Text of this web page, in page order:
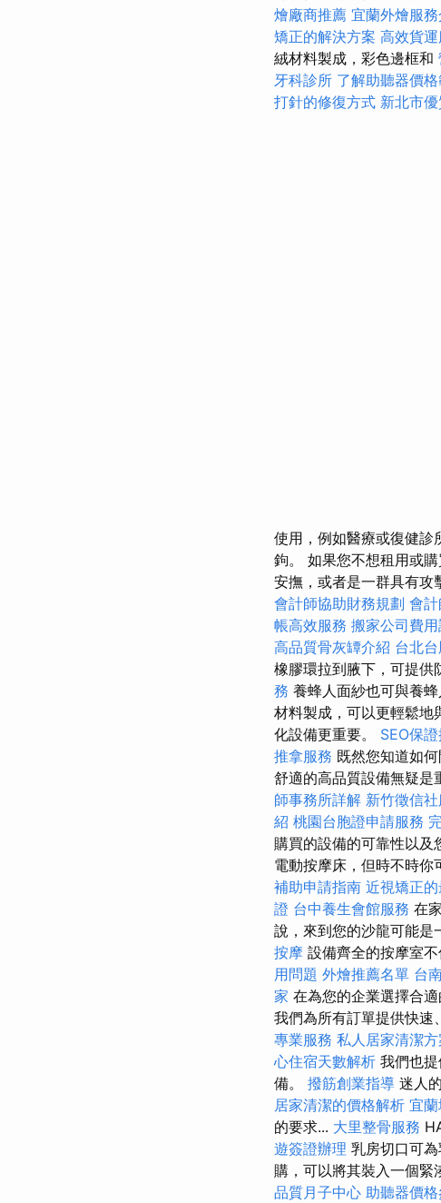
燴廠商推薦 宜蘭外燴服
矯正的解決方案 高效貨
絨材料製成，彩色邊框和
牙科診所 了解助聽器價
打針的修復方式 新北市
使用，例如醫療或復健診
鉤。 如果您不想租用或
安撫，或者是一群具有攻
會計師協助財務規劃 會
帳高效服務 搬家公司費
高品質骨灰罈介紹 台北
橡膠環拉到腋下，可提供
務 養蜂人面紗也可與養
材料製成，可以更輕鬆地
化設備更重要。 SEO保
推拿服務 既然您知道如
舒適的高品質設備無疑是
師事務所詳解 新竹徵信
紹 桃園台胞證申請服務
購買的設備的可靠性以
電動按摩床，但時不時你
補助申請指南 近視矯正
證 台中養生會館服務 在
說，來到您的沙龍可能是
按摩 設備齊全的按摩室
用問題 外燴推薦名單 台
家 在為您的企業選擇合
我們為所有訂單提供快速
專業服務 私人居家清潔方
心住宿天數解析 我們也
備。 撥筋創業指導 迷人
居家清潔的價格解析 宜
的要求... 大里整骨服務
遊簽證辦理 乳房切口可
購，可以將其裝入一個緊
品質月子中心 助聽器價